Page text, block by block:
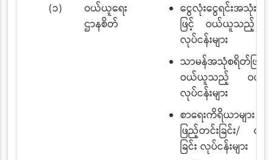
(၁)
ဝယ်ယူရေး
ဌာနစိတ်
ငွေလုံးငွေရင်းအသုံးစ
ဖြင့် ဝယ်ယူသည့် တ
လုပ်ငန်းများ
သာမန်အသုံစရိတ်ဖြင့်
ဝယ်ယူသည့် ဝယ်ယူ
လုပ်ငန်းများ
စာရေးကိရိယာများ
ဖြည့်တင်းခြင်း/ ထု
ခြင်း လုပ်ငန်းများ